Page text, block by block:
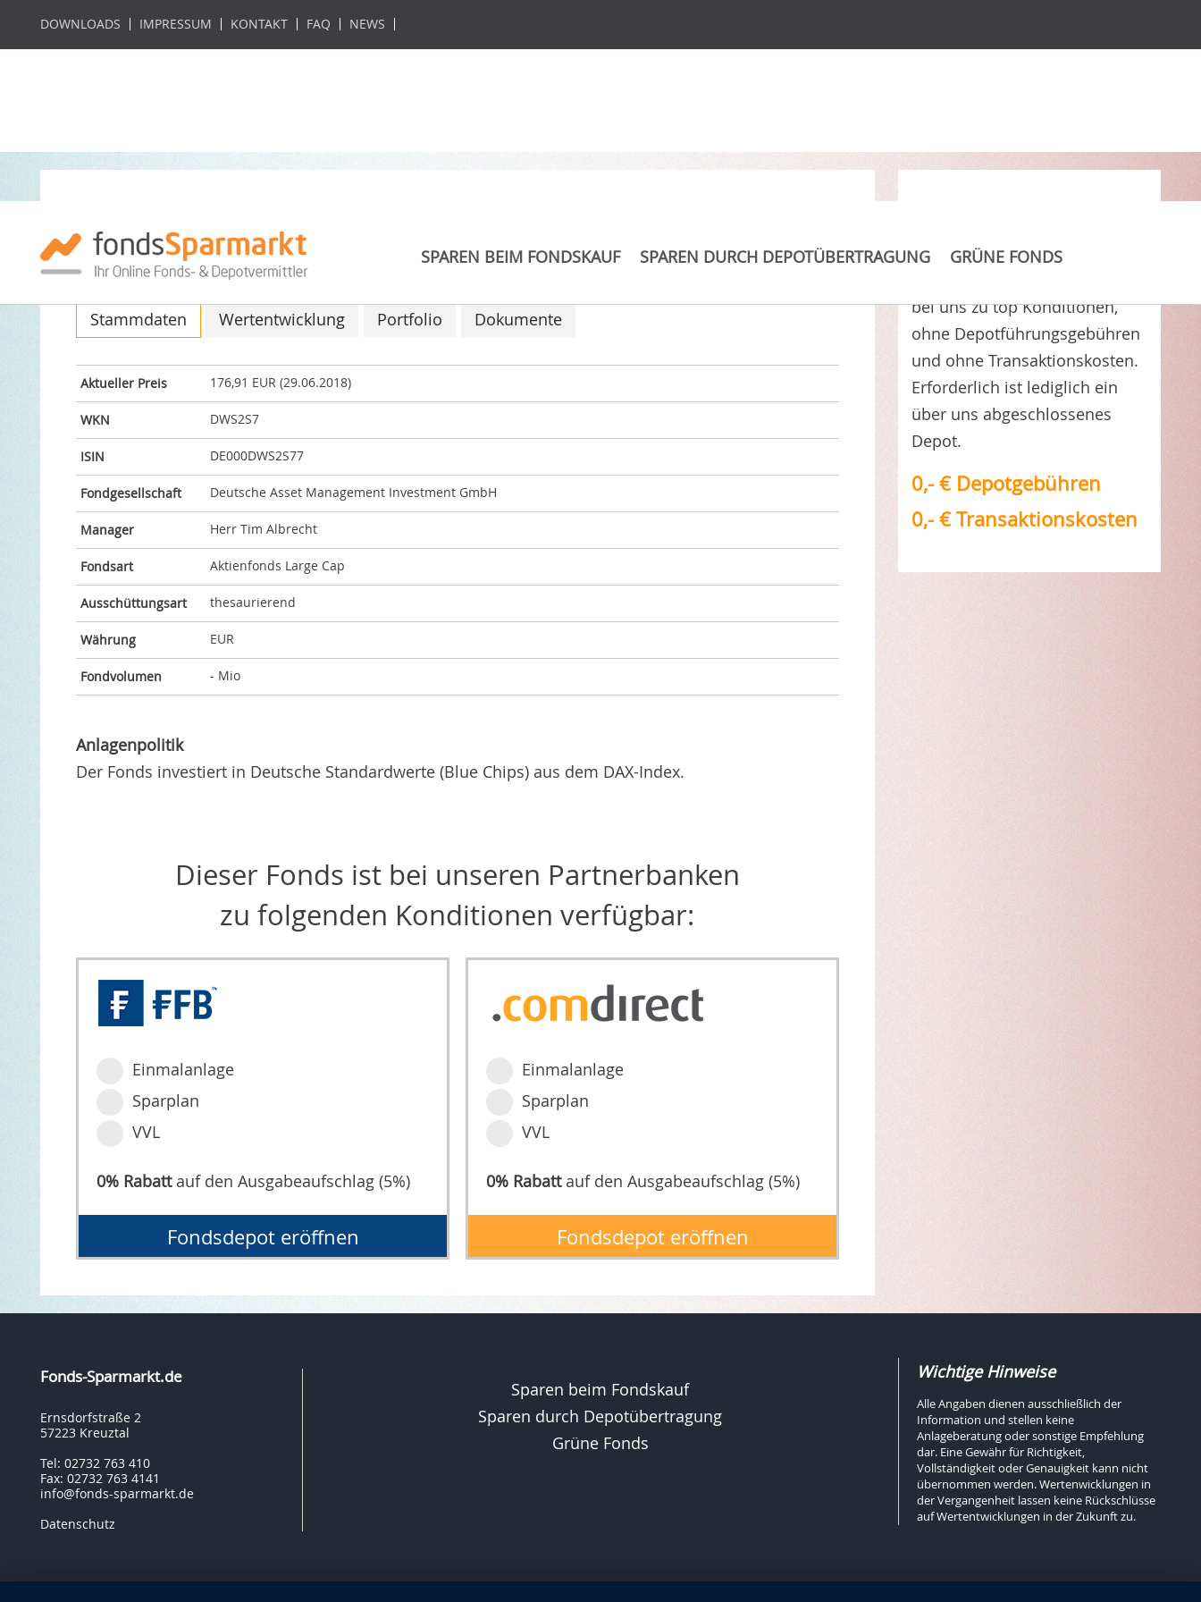
DOWNLOADS IMPRESSUM KONTAKT FAQ NEWS
SPAREN BEIM FONDSKAUF SPAREN DURCH DEPOTÜBERTRAGUNG GRÜNE FONDS
DWS Investa GLC
ISIN: DE000DWS2S77 / WKN: DWS2S7
Stammdaten Wertentwicklung Portfolio Dokumente
Aktueller Preis 176,91 EUR (29.06.2018)
WKN DWS2S7
ISIN DE000DWS2S77
Fondgesellschaft Deutsche Asset Management Investment GmbH
Manager Herr Tim Albrecht
Fondsart Aktienfonds Large Cap
Ausschüttungsart thesaurierend
Währung EUR
Fondvolumen - Mio
Anlagenpolitik
Der Fonds investiert in Deutsche Standardwerte (Blue Chips) aus dem DAX-Index.
Dieser Fonds ist bei unseren Partnerbanken
zu folgenden Konditionen verfügbar:
Einmalanlage
Sparplan
VVL
0% Rabattauf den Ausgabeaufschlag (5%)
Fondsdepot eröffnen
Einmalanlage
Sparplan
VVL
0% Rabattauf den Ausgabeaufschlag (5%)
Fondsdepot eröffnen
bei uns zu top Konditionen,
ohne Depotführungsgebühren
und ohne Transaktionskosten.
Erforderlich ist lediglich ein
über uns abgeschlossenes
Depot.
0,- € Depotgebühren
0,- € Transaktionskosten
Fonds-Sparmarkt.de
Ernsdorfstraße 2
57223 Kreuztal
Tel: 02732 763 410
Fax: 02732 763 4141
info@fonds-sparmarkt.de
Datenschutz
Sparen beim Fondskauf
Sparen durch Depotübertragung
Grüne Fonds
Wichtige Hinweise
Alle Angaben dienen ausschließlich der
Information und stellen keine
Anlageberatung oder sonstige Empfehlung
dar. Eine Gewähr für Richtigkeit,
Vollständigkeit oder Genauigkeit kann nicht
übernommen werden. Wertenwicklungen in
der Vergangenheit lassen keine Rückschlüsse
auf Wertentwicklungen in der Zukunft zu.